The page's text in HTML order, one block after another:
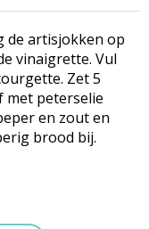
de artisjokken op
vinaigrette. Vul
Zet 5
met peterselie
en zout en
brood bij.